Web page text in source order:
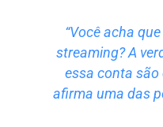
“Você acha
streaming? A
essa conta são
afirma uma das